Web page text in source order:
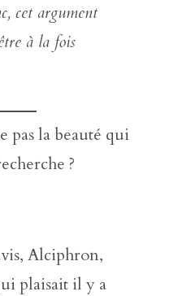
cet argument
à la fois
pas la beauté qui
?
Alciphron,
plaisait il y a